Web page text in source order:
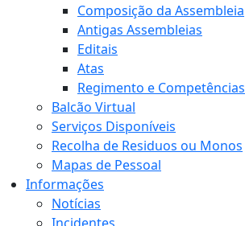
Composição da Assembleia
Antigas Assembleias
Editais
Atas
Regimento e Competências
Balcão Virtual
Serviços Disponíveis
Recolha de Residuos ou Monos
Mapas de Pessoal
Informações
Notícias